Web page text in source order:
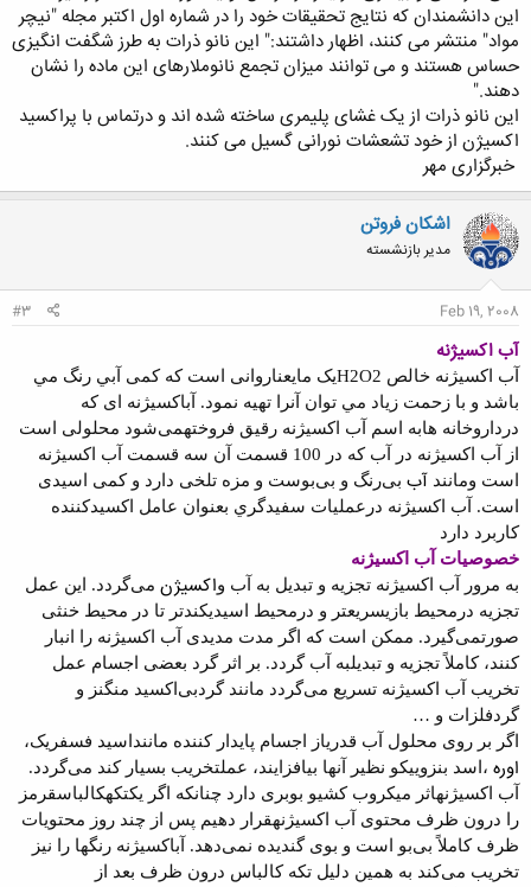
این دانشمندان که نتایج تحقیقات خود را در شماره اول اکتبر مجله "نیچر
مواد" منتشر می کنند، اظهار داشتند:" این نانو ذرات به طرز شگفت انگیزی
حساس هستند و می توانند میزان تجمع نانوملارهای این ماده را نشان
دهند."
این نانو ذرات از یک غشای پلیمری ساخته شده اند و درتماس با پراکسید
اکسیژن از خود تشعشات نورانی گسیل می کنند.
خبرگزارى مهر
اشکان فروتن
مدیر بازنشسته
Feb 19, 2008
#3
آباکسیژنه
آب اکسيژنه خالص يک مايعناروانی است که کمی آبي رنگ مي
باشد و با زحمت زياد مي توان آنرا تهيه نمود. آباکسيژنه ای که
در داروخانه هابه اسم آب اکسيژنه رقيق فروختهمی‌شود محلولی است
از آب اكسيژنه در آب که در 100 قسمت آن سه قسمت آب اکسيژنه
است ومانند آب بی‌رنگ و بی‌بوست و مزه تلخی دارد و کمی اسيدی
است.
آب اكسيژنه درعمليات سفيدگري بعنوان عامل اكسيدكننده
كاربرد دارد
خصوصيات آب اکسيژنه
به مرور آب اکسيژنه تجزيه و تبديل به آب واکسيژن می‌گردد. اين عمل
تجزيه در محيط بازیسريعتر و در محيط اسيدیکندتر تا در محيط خنثی
صورتمی‌گيرد. ممکن است که اگر مدت مديدی آب اکسيژنه را انبار
کنند، کاملاً تجزيه و تبديلبه آب گردد. بر اثر گرد بعضی اجسام عمل
تخريب آب اکسيژنه تسريع می‌گردد مانند گردبی‌اکسيد منگنز و
گردفلزات و …
اگر بر روی محلول آب قدریاز اجسام پايدار کننده مانند اسيد فسفريک،
اوره ، اسد بنزوييکو نظير آنها بيافزايند، عملتخريب بسيار کند می‌گردد.
آب اکسيژنهاثر ميکروب کشیو بوبری دارد چنانکه اگر يکتکهکالباسقرمز
را درون ظرف محتوی آب اکسيژنهقرار دهيم پس از چند روز محتويات
ظرف کاملاً بی‌بو است و بوی گنديده نمی‌دهد. آباکسيژنه رنگها را نيز
تخريب می‌کند به همين دليل تکه کالباس درون ظرف بعد از